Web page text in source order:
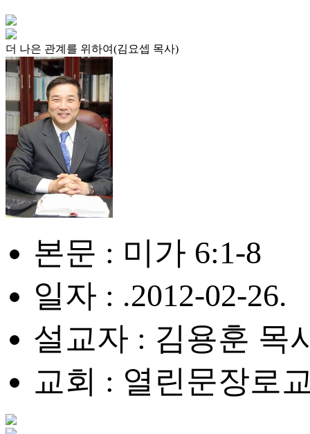
더 나은 관계를 위하여(김요셉 목사)
본문 : 미가 6:1-8
일자 : .2012-02-26.
설교자 : 김용훈 목
교회 : 열린문장로